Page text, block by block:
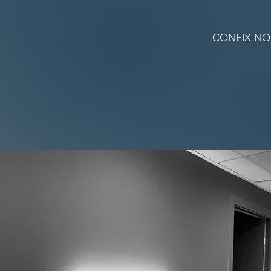
CONEIX-